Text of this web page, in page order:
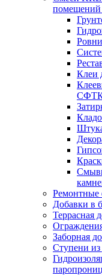
помещений
Клеи
Ремонтные
Добавки в
Террасная
Заборная
Ступени